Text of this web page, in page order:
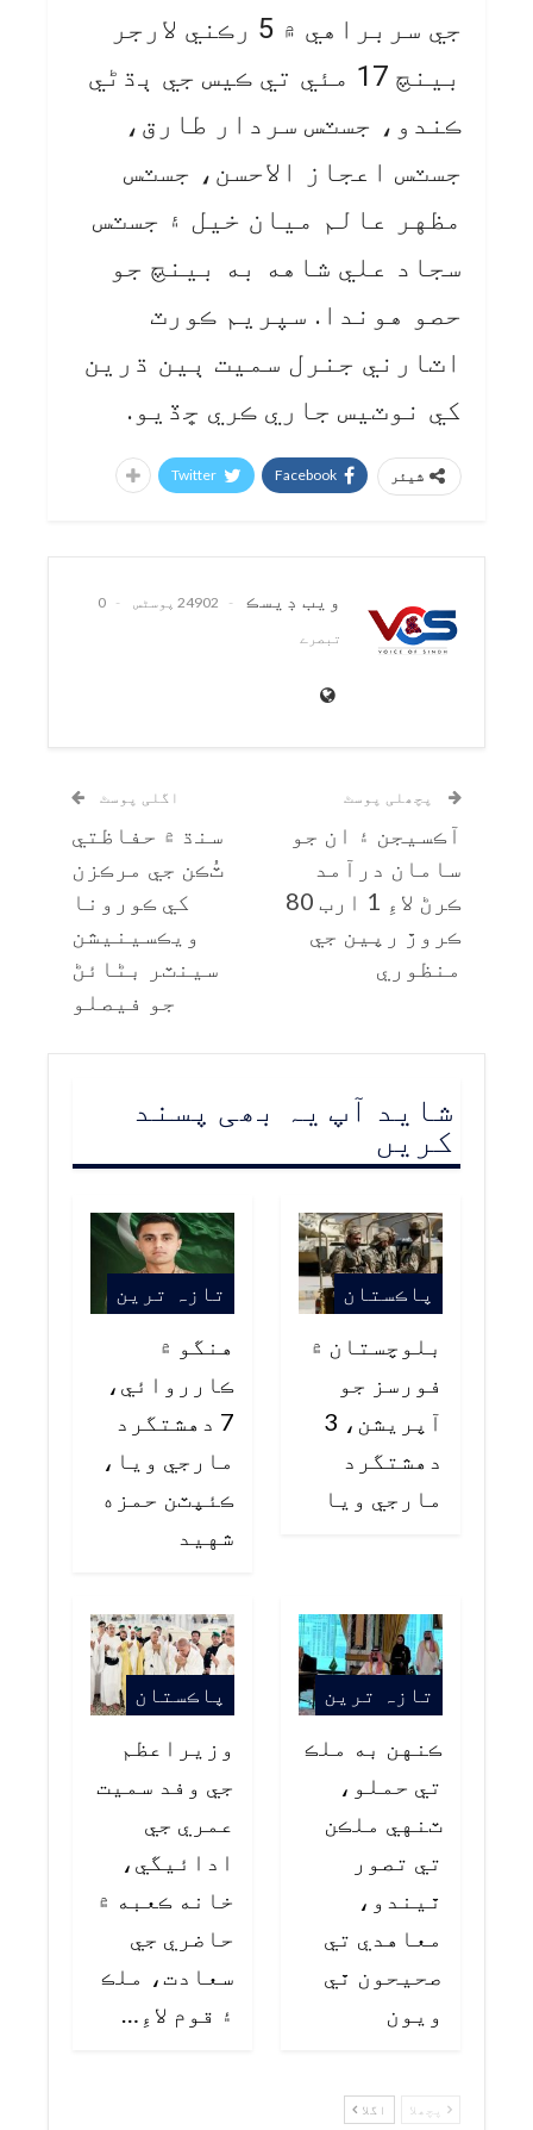
جي سربراهي ۾ 5 رڪني لارجر
بينچ 17 مئي تي ڪيس جي ٻڌڻي
ڪندو، جسٽس سردار طارق،
جسٽس اعجاز الاحسن، جسٽس
مظهر عالم ميان خيل ۽ جسٽس
سجاد علي شاهه به بينچ جو
حصو هوندا. سپريم ڪورٽ
اٽارني جنرل سميت ٻين ڌرين
کي نوٽيس جاري ڪري ڇڏيو.
شیئر Facebook
Twitter
ويب ڊيسڪ 24902 پوسٹس
0
تبصرے
پچھلی پوسٹ
آڪسيجن ۽ ان جو
سامان درآمد
ڪرڻ لاءِ 1 ارب 80
ڪروڙ رپين جي
منظوري
اگلی پوسٹ
سنڌ ۾ حفاظتي
ٽُڪن جي مرڪزن
کي ڪورونا
ويڪسينيشن
سينٽر بڻائڻ
جو فيصلو
شاید آپ یہ بھی پسند
کریں
پاڪستان
بلوچستان ۾
فورسز جو
آپريشن، 3
دهشتگرد
مارجي ويا
تازہ ترین
هنگو ۾
ڪارروائي،
7 دهشتگرد
مارجي ويا،
ڪئپٽن حمزه
شهيد
تازہ ترین
ڪنهن به ملڪ
تي حملو،
ٽنهي ملڪن
تي تصور
ٿيندو،
معاهدي تي
صحيحون ٿي
ويون
پاڪستان
وزيراعظم
جي وفد سميت
عمري جي
ادائيگي،
خانه ڪعبه ۾
حاضري جي
سعادت، ملڪ
۽ قوم لاءِ…
پچھلا اگلا